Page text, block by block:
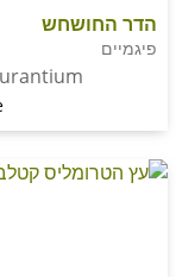
Citrus aurantium